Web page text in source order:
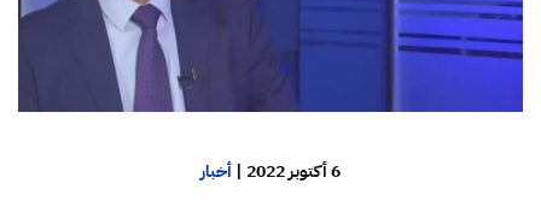
6 أكتوبر 2022 | أخبار